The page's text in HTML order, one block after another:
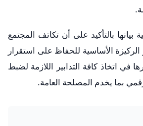
بيانها بالتأكيد على أن تكاتف المجتمع
الركيزة الأساسية للحفاظ على استقرار
في اتخاذ كافة التدابير اللازمة لضبط
بما يخدم المصلحة العامة.